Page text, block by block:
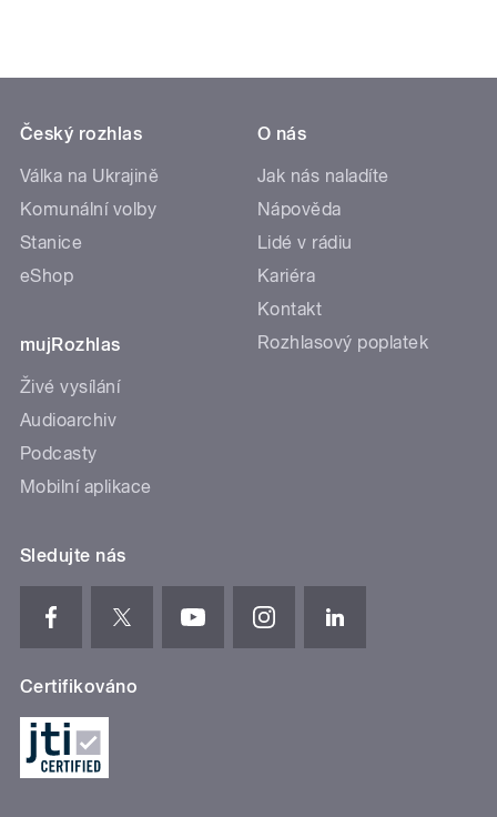
Český rozhlas
Válka na Ukrajině
Komunální volby
Stanice
eShop
mujRozhlas
Živé vysílání
Audioarchiv
Podcasty
Mobilní aplikace
O nás
Jak nás naladíte
Nápověda
Lidé v rádiu
Kariéra
Kontakt
Rozhlasový poplatek
Sledujte nás
Certifikováno